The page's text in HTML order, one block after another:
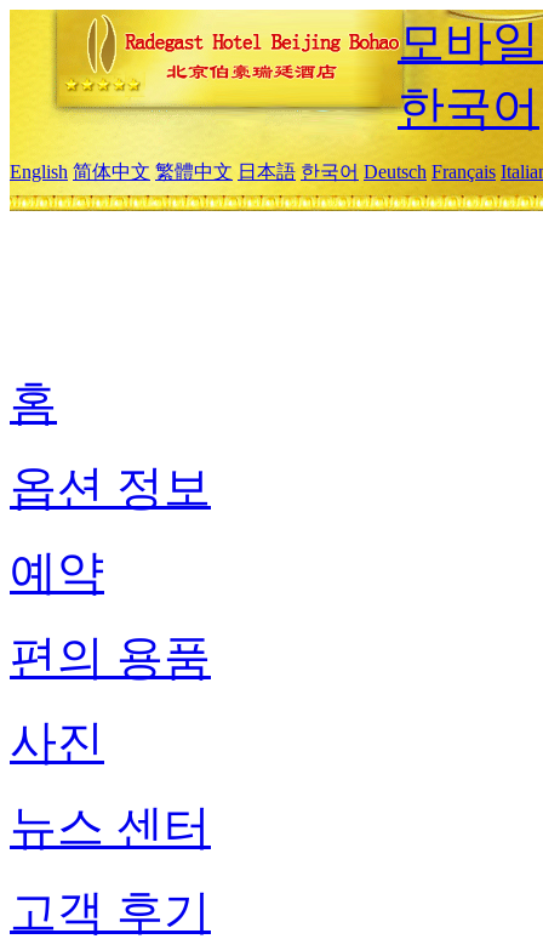
모바
한국어
English 简体中文 繁體中文 日本語 한국어 Deutsch Français
홈
옵션 정보
예약
편의 용품
사진
뉴스 센터
고객 후기